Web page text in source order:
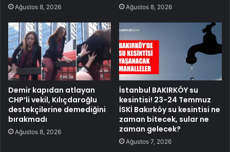
Ağustos 8, 2026 Ağustos 8, 2026
Demir kapıdan atlayan
CHP’li vekil, Kılıçdaroğlu
destekçilerine demediğini
bırakmadı
Ağustos 8, 2026
İstanbul BAKIRKÖY su
kesintisi! 23-24 Temmuz
İSKİ Bakırköy su kesintisi ne
zaman bitecek, sular ne
zaman gelecek?
Ağustos 7, 2026